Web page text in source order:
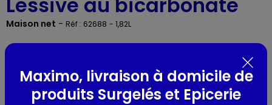
Maison net - Réf : 62688 - 1,82L
Lessive parfumée au Bicarbonate
Maximo, livraison à domicile de
produits Surgelés et Epicerie